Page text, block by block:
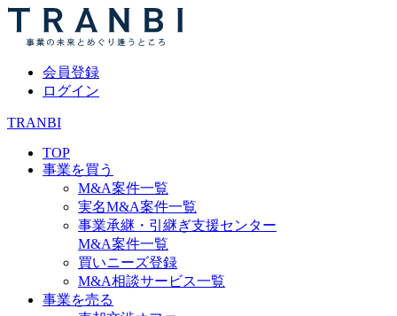
会員登録
ログイン
TRANBI
TOP
事業を買う
M&A案件一覧
実名M&A案件一覧
事業承継・引継ぎ支援センター
M&A案件一覧
買いニーズ登録
M&A相談サービス一覧
事業を売る